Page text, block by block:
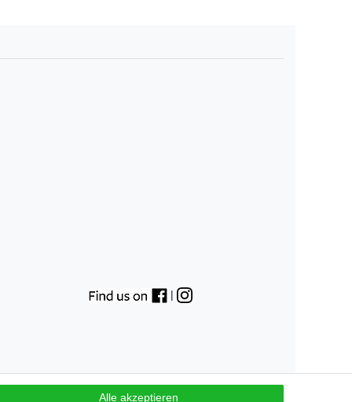
|
Alle akzeptieren